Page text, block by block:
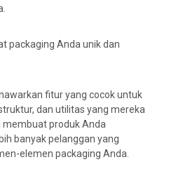
packaging Anda unik dan
fitur yang cocok untuk
dan utilitas yang mereka
membuat produk Anda
banyak pelanggan yang
elemen packaging Anda.